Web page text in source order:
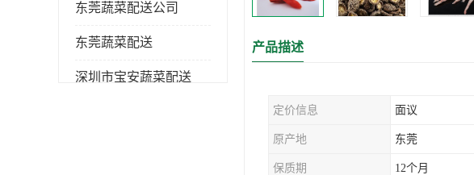
东莞蔬菜配送公司
东莞蔬菜配送
深圳市宝安蔬菜配送
产品描述
定价信息 面议
原产地 东莞
保质期 12个月